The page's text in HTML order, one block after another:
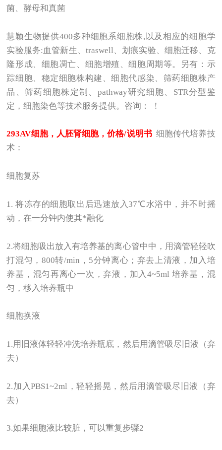
菌、酵母和真菌
慧颖生物提供400多种细胞系细胞株,以及相应的细胞学
实验服务:血管新生、traswell、划痕实验、细胞迁移、克
隆形成、细胞凋亡、细胞增殖、细胞周期等。另有：示
踪细胞、稳定细胞株构建、细胞代感染、筛药细胞株产
品、筛药细胞株定制、pathway研究细胞、STR分型鉴
定，细胞染色等技术服务提供。咨询： ！
293AV细胞，人胚肾细胞，价格/说明书细胞传代培养技
术：
细胞复苏
1.将冻存的细胞取出后迅速放入37℃水浴中，并不时摇
动，在一分钟内使其*融化
2.将细胞吸出放入有培养基的离心管中中，用滴管轻轻吹
打混匀，800转/min，5分钟离心；弃去上清液，加入培
养基，混匀再离心一次，弃液，加入4~5ml 培养基，混
匀，移入培养瓶中
细胞换液
1.用旧液体轻轻冲洗培养瓶底，然后用滴管吸尽旧液（弃
去）
2.加入PBS1~2ml，轻轻摇晃，然后用滴管吸尽旧液（弃
去）
3.如果细胞液比较脏，可以重复步骤2